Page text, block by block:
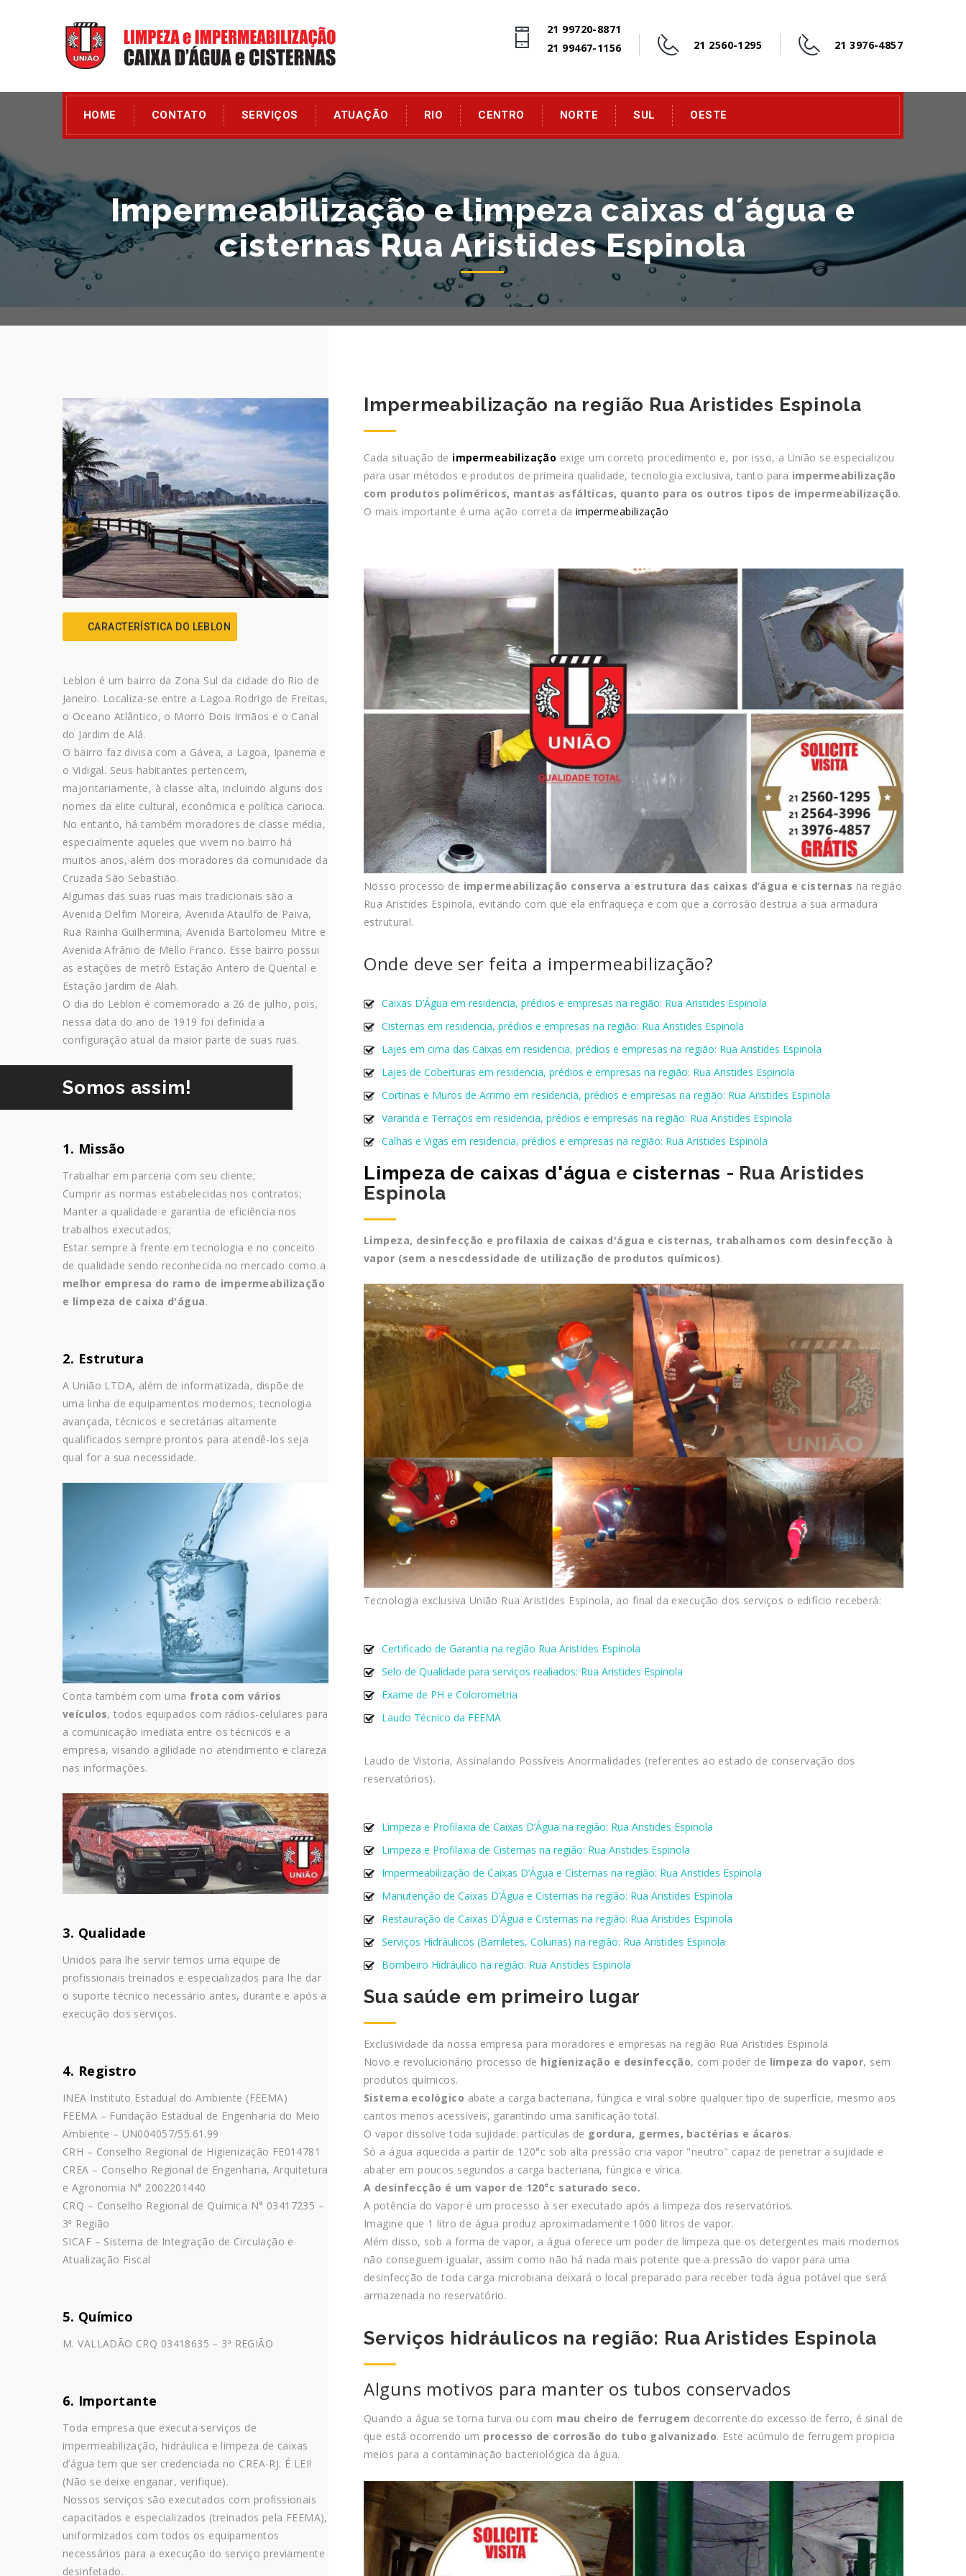
21 99720-8871
21 99467-1156
21 2560-1295 21 3976-4857
HOME CONTATO SERVIÇOS ATUAÇÃO RIO CENTRO NORTE SUL OESTE
Impermeabilização e limpeza caixas d´água e
cisternas Rua Aristides Espinola
Impermeabilização na região Rua Aristides Espinola
Cada situação de impermeabilização exige um correto procedimento e, por isso, a União se especializou
para usar métodos e produtos de primeira qualidade, tecnologia exclusiva, tanto para impermeabilização
com produtos poliméricos, mantas asfálticas, quanto para os outros tipos de impermeabilização.
O mais importante é uma ação correta da impermeabilização
Nosso processo de impermeabilização conserva a estrutura das caixas d’água e cisternas na região
Rua Aristides Espinola, evitando com que ela enfraqueça e com que a corrosão destrua a sua armadura
estrutural.
Onde deve ser feita a impermeabilização?
Caixas D’Água em residencia, prédios e empresas na região: Rua Aristides Espinola
Cisternas em residencia, prédios e empresas na região: Rua Aristides Espinola
Lajes em cima das Caixas em residencia, prédios e empresas na região: Rua Aristides Espinola
Lajes de Coberturas em residencia, prédios e empresas na região: Rua Aristides Espinola
Cortinas e Muros de Arrimo em residencia, prédios e empresas na região: Rua Aristides Espinola
Varanda e Terraços em residencia, prédios e empresas na região: Rua Aristides Espinola
Calhas e Vigas em residencia, prédios e empresas na região: Rua Aristides Espinola
Limpeza de caixas d'água e cisternas - Rua Aristides
Espinola
Limpeza, desinfecção e profilaxia de caixas d'água e cisternas, trabalhamos com desinfecção à
vapor (sem a nescdessidade de utilização de produtos químicos).
Tecnologia exclusiva União Rua Aristides Espinola, ao final da execução dos serviços o edifício receberá:
Certificado de Garantia na região Rua Aristides Espinola
Selo de Qualidade para serviços realiados: Rua Aristides Espinola
Exame de PH e Colorometria
Laudo Técnico da FEEMA
Laudo de Vistoria, Assinalando Possíveis Anormalidades (referentes ao estado de conservação dos
reservatórios).
Limpeza e Profilaxia de Caixas D’Água na região: Rua Aristides Espinola
Limpeza e Profilaxia de Cisternas na região: Rua Aristides Espinola
Impermeabilização de Caixas D’Água e Cisternas na região: Rua Aristides Espinola
Manutenção de Caixas D’Água e Cisternas na região: Rua Aristides Espinola
Restauração de Caixas D’Água e Cisternas na região: Rua Aristides Espinola
Serviços Hidráulicos (Barriletes, Colunas) na região: Rua Aristides Espinola
Bombeiro Hidráulico na região: Rua Aristides Espinola
Sua saúde em primeiro lugar
Exclusividade da nossa empresa para moradores e empresas na região Rua Aristides Espinola
Novo e revolucionário processo de higienização e desinfecção, com poder de limpeza do vapor, sem
produtos químicos.
Sistema ecológico abate a carga bacteriana, fúngica e viral sobre qualquer tipo de superfície, mesmo aos
cantos menos acessíveis, garantindo uma sanificação total.
O vapor dissolve toda sujidade: partículas de gordura, germes, bactérias e ácaros.
Só a água aquecida a partir de 120°c sob alta pressão cria vapor "neutro" capaz de penetrar a sujidade e
abater em poucos segundos a carga bacteriana, fúngica e vírica.
A desinfecção é um vapor de 120°c saturado seco.
A potência do vapor é um processo à ser executado após a limpeza dos reservatórios.
Imagine que 1 litro de água produz aproximadamente 1000 litros de vapor.
Além disso, sob a forma de vapor, a água oferece um poder de limpeza que os detergentes mais modernos
não conseguem igualar, assim como não há nada mais potente que a pressão do vapor para uma
desinfecção de toda carga microbiana deixará o local preparado para receber toda água potável que será
armazenada no reservatório.
Serviços hidráulicos na região: Rua Aristides Espinola
Alguns motivos para manter os tubos conservados
Quando a água se torna turva ou com mau cheiro de ferrugem decorrente do excesso de ferro, é sinal de
que está ocorrendo um processo de corrosão do tubo galvanizado. Este acúmulo de ferrugem propicia
meios para a contaminação bacteriológica da água.
CARACTERÍSTICA DO LEBLON
Leblon é um bairro da Zona Sul da cidade do Rio de
Janeiro. Localiza-se entre a Lagoa Rodrigo de Freitas,
o Oceano Atlântico, o Morro Dois Irmãos e o Canal
do Jardim de Alá.
O bairro faz divisa com a Gávea, a Lagoa, Ipanema e
o Vidigal. Seus habitantes pertencem,
majoritariamente, à classe alta, incluindo alguns dos
nomes da elite cultural, econômica e política carioca.
No entanto, há também moradores de classe média,
especialmente aqueles que vivem no bairro há
muitos anos, além dos moradores da comunidade da
Cruzada São Sebastião.
Algumas das suas ruas mais tradicionais são a
Avenida Delfim Moreira, Avenida Ataulfo de Paiva,
Rua Rainha Guilhermina, Avenida Bartolomeu Mitre e
Avenida Afrânio de Mello Franco. Esse bairro possui
as estações de metrô Estação Antero de Quental e
Estação Jardim de Alah.
O dia do Leblon é comemorado a 26 de julho, pois,
nessa data do ano de 1919 foi definida a
configuração atual da maior parte de suas ruas.
Somos assim!
1. Missão
Trabalhar em parceria com seu cliente;
Cumprir as normas estabelecidas nos contratos;
Manter a qualidade e garantia de eficiência nos
trabalhos executados;
Estar sempre à frente em tecnologia e no conceito
de qualidade sendo reconhecida no mercado como a
melhor empresa do ramo de impermeabilização
e limpeza de caixa d'água.
2. Estrutura
A União LTDA, além de informatizada, dispõe de
uma linha de equipamentos modernos, tecnologia
avançada, técnicos e secretárias altamente
qualificados sempre prontos para atendê-los seja
qual for a sua necessidade.
Conta também com uma frota com vários
veículos, todos equipados com rádios-celulares para
a comunicação imediata entre os técnicos e a
empresa, visando agilidade no atendimento e clareza
nas informações.
3. Qualidade
Unidos para lhe servir temos uma equipe de
profissionais treinados e especializados para lhe dar
o suporte técnico necessário antes, durante e após a
execução dos serviços.
4. Registro
INEA Instituto Estadual do Ambiente (FEEMA)
FEEMA – Fundação Estadual de Engenharia do Meio
Ambiente – UN004057/55.61.99
CRH – Conselho Regional de Higienização FE014781
CREA – Conselho Regional de Engenharia, Arquitetura
e Agronomia N° 2002201440
CRQ – Conselho Regional de Química N° 03417235 –
3ª Região
SICAF – Sistema de Integração de Circulação e
Atualização Fiscal
5. Químico
M. VALLADÃO CRQ 03418635 – 3ª REGIÃO
6. Importante
Toda empresa que executa serviços de
impermeabilização, hidráulica e limpeza de caixas
d’água tem que ser credenciada no CREA-RJ. É LEI!
(Não se deixe enganar, verifique).
Nossos serviços são executados com profissionais
capacitados e especializados (treinados pela FEEMA),
uniformizados com todos os equipamentos
necessários para a execução do serviço previamente
desinfetado.